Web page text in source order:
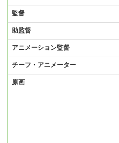
監督
助監督
アニメーション監督
チーフ・アニメーター
原画